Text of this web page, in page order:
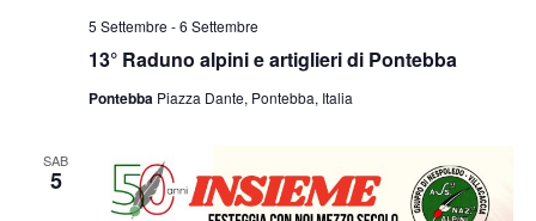
13° Raduno alpini e artiglieri di Pontebba
5 Settembre -6 Settembre
Pontebba Piazza Dante, Pontebba, Italia
SAB
5